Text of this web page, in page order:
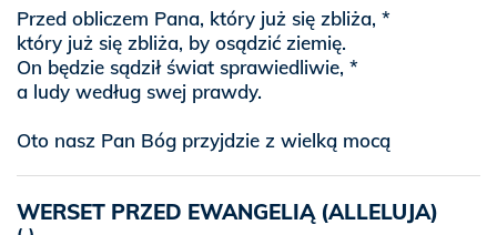
Przed obliczem Pana, który już się zbliża, *
który już się zbliża, by osądzić ziemię.
On będzie sądził świat sprawiedliwie, *
a ludy według swej prawdy.
Oto nasz Pan Bóg przyjdzie z wielką mocą
WERSET PRZED EWANGELIĄ (ALLELUJA)